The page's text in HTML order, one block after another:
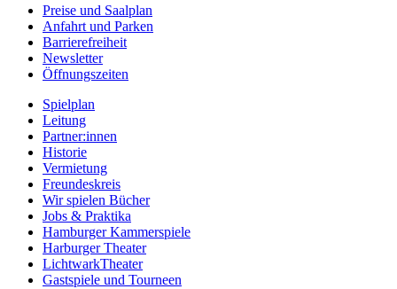
Preise und Saalplan
Anfahrt und Parken
Barrierefreiheit
Newsletter
Öffnungszeiten
Spielplan
Leitung
Partner:innen
Historie
Vermietung
Freundeskreis
Wir spielen Bücher
Jobs & Praktika
Hamburger Kammerspiele
Harburger Theater
LichtwarkTheater
Gastspiele und Tourneen